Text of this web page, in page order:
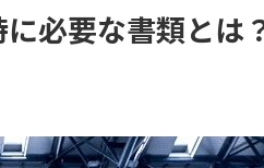
必要な書類とは